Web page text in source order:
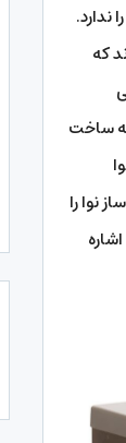
که
ساخت
نوا را